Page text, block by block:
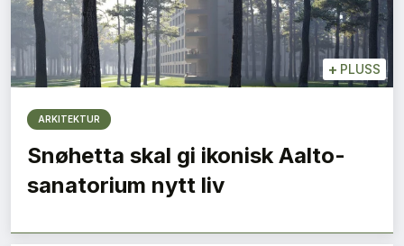
+ PLUSS
ARKITEKTUR
Snøhetta skal gi ikonisk Aalto-
sanatorium nytt liv